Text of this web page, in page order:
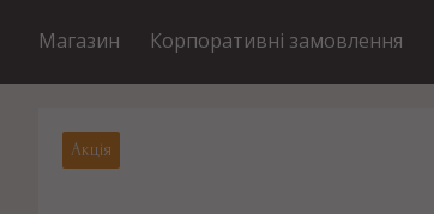
Магазин Корпоративні замовлення
Акція